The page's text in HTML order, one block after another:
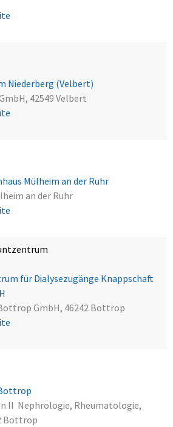
Niederberg (Velbert)
42549 Velbert
Mülheim an der Ruhr
an der Ruhr
für Dialysezugänge Knappschaft
GmbH, 46242 Bottrop
II  Nephrologie, Rheumatologie,
Bottrop